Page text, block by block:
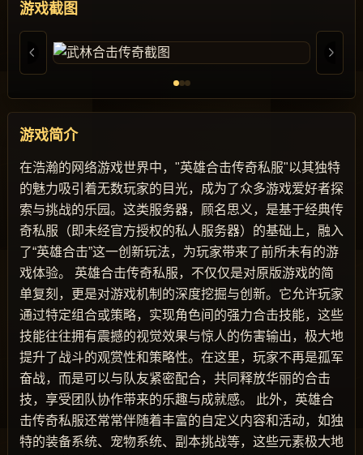
游戏截图
游戏简介
在浩瀚的网络游戏世界中，"英雄合击传奇私服"以其独特
的魅力吸引着无数玩家的目光，成为了众多游戏爱好者探
索与挑战的乐园。这类服务器，顾名思义，是基于经典传
奇私服（即未经官方授权的私人服务器）的基础上，融入
了“英雄合击”这一创新玩法，为玩家带来了前所未有的游
戏体验。 英雄合击传奇私服，不仅仅是对原版游戏的简
单复刻，更是对游戏机制的深度挖掘与创新。它允许玩家
通过特定组合或策略，实现角色间的强力合击技能，这些
技能往往拥有震撼的视觉效果与惊人的伤害输出，极大地
提升了战斗的观赏性和策略性。在这里，玩家不再是孤军
奋战，而是可以与队友紧密配合，共同释放华丽的合击
技，享受团队协作带来的乐趣与成就感。 此外，英雄合
击传奇私服还常常伴随着丰富的自定义内容和活动，如独
特的装备系统、宠物系统、副本挑战等，这些元素极大地